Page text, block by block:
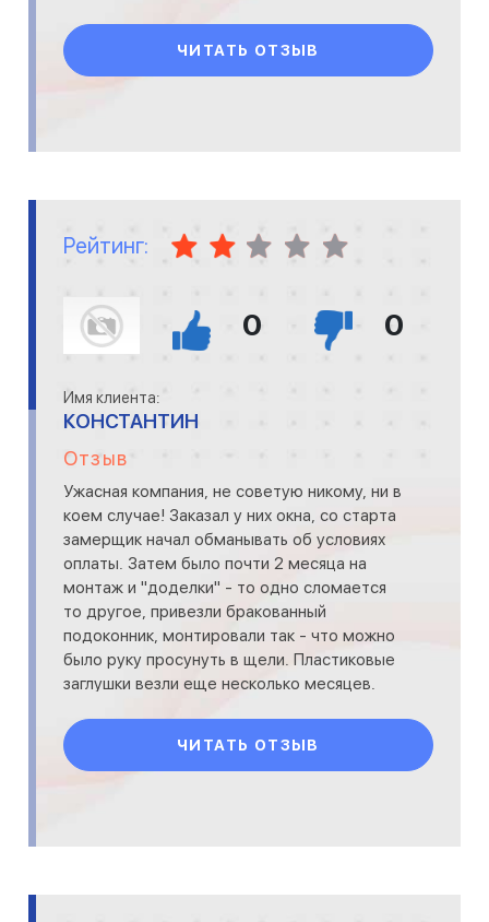
ЧИТАТЬ ОТЗЫВ
Рейтинг:
0 0
Имя клиента:
КОНСТАНТИН
Отзыв
Ужасная компания, не советую никому, ни в
коем случае! Заказал у них окна, со старта
замерщик начал обманывать об условиях
оплаты. Затем было почти 2 месяца на
монтаж и "доделки" - то одно сломается
то другое, привезли бракованный
подоконник, монтировали так - что можно
было руку просунуть в щели. Пластиковые
заглушки везли еще несколько месяцев.
ЧИТАТЬ ОТЗЫВ